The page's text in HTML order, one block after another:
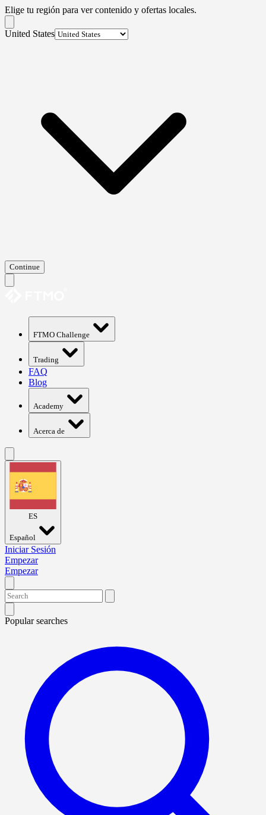
Elige tu región para ver contenido y ofertas locales.
United States
Continue
FTMO Challenge
Trading
FAQ
Blog
Academy
Acerca de
ES
Español
Iniciar Sesión
Empezar
Empezar
Popular searches